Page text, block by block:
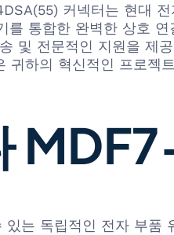
커넥터는 현대
를 통합한 완벽한 상호
및 전문적인 지원을 제
귀하의 혁신적인 프로
있는 독립적인 전자 부품